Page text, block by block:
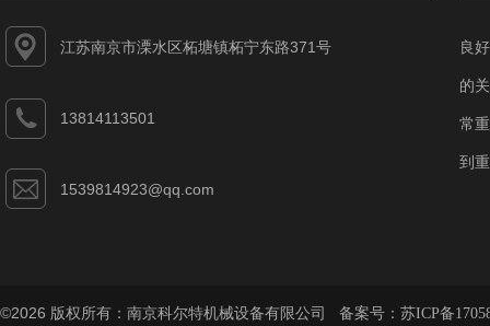
江苏南京市溧水区柘塘镇柘宁东路371号
13814113501
1539814923@qq.com
良
的
常
到
©2026 版权所有：南京科尔特机械设备有限公司 备案号： 苏ICP备